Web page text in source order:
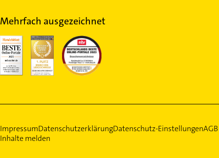
Mehrfach ausgezeichnet
ImpressumDatenschutzerklärungDatenschutz-EinstellungenAGB
Inhalte melden